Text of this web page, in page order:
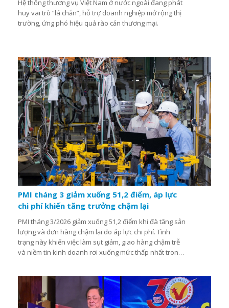
Hệ thống thương vụ Việt Nam ở nước ngoài đang phát
huy vai trò “lá chắn”, hỗ trợ doanh nghiệp mở rộng thị
trường, ứng phó hiệu quả rào cản thương mại.
PMI tháng 3 giảm xuống 51,2 điểm, áp lực
chi phí khiến tăng trưởng chậm lại
PMI tháng 3/2026 giảm xuống 51,2 điểm khi đà tăng sản
lượng và đơn hàng chậm lại do áp lực chi phí. Tình
trạng này khiến việc làm sụt giảm, giao hàng chậm trễ
và niềm tin kinh doanh rơi xuống mức thấp nhất trong 6